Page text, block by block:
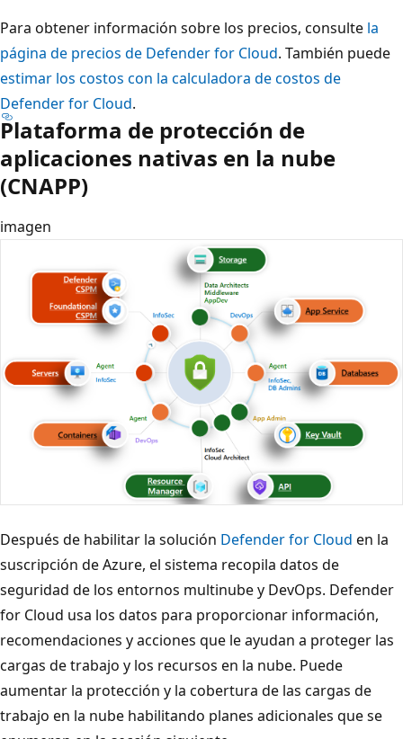
Para obtener información sobre los precios, consulte la
página de precios de Defender for Cloud. También puede
estimar los costos con la calculadora de costos de
Defender for Cloud.
Plataforma de protección de
aplicaciones nativas en la nube
(CNAPP)
imagen
Después de habilitar la solución Defender for Cloud en la
suscripción de Azure, el sistema recopila datos de
seguridad de los entornos multinube y DevOps. Defender
for Cloud usa los datos para proporcionar información,
recomendaciones y acciones que le ayudan a proteger las
cargas de trabajo y los recursos en la nube. Puede
aumentar la protección y la cobertura de las cargas de
trabajo en la nube habilitando planes adicionales que se